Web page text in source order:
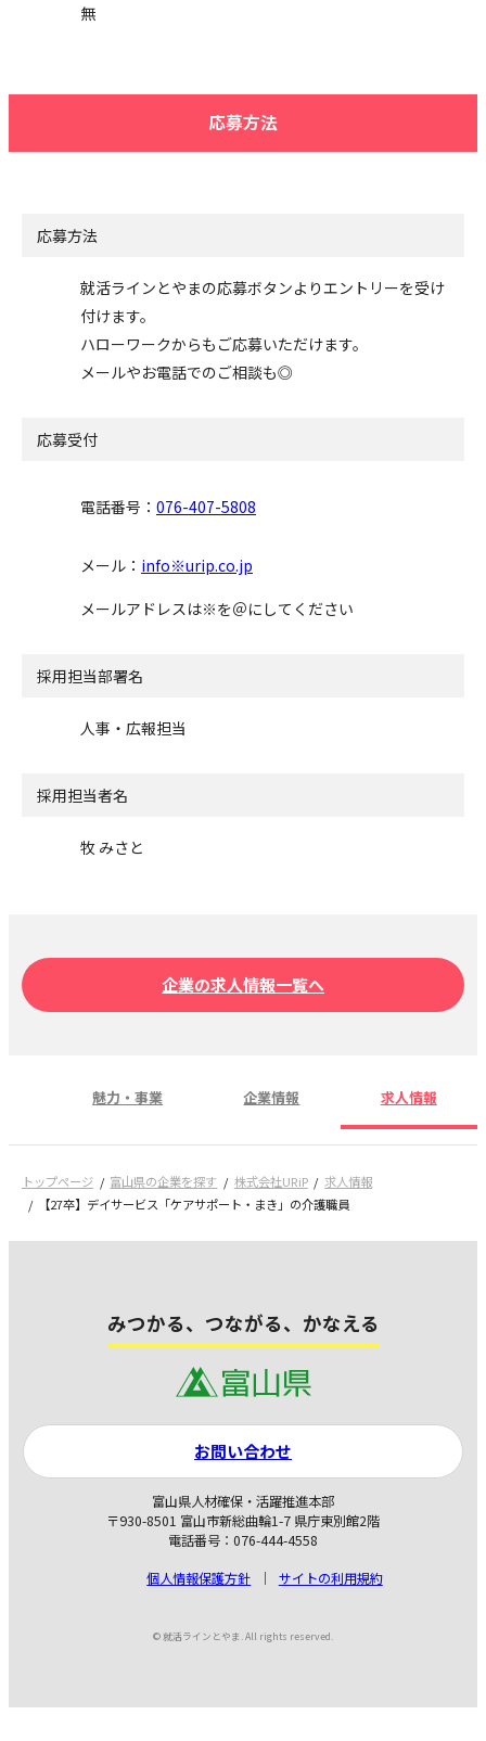
無
応募方法
応募方法
就活ラインとやまの応募ボタンよりエントリーを受け
付けます。
ハローワークからもご応募いただけます。
メールやお電話でのご相談も◎
応募受付
電話番号： 076-407-5808
メール： info※urip.co.jp
メールアドレスは※を＠にしてください
採用担当部署名
人事・広報担当
採用担当者名
牧 みさと
企業の求人情報一覧へ
魅力・事業 企業情報 求人情報
トップページ 富山県の企業を探す 株式会社URiP
求人情報
【27卒】デイサービス「ケアサポート・まき」の介護職員
みつかる、つながる、かなえる
富山県人材確保・活躍推進本部
〒930-8501 富山市新総曲輪1-7 県庁東別館2階
電話番号：076-444-4558
個人情報保護方針
サイトの利用規約
お問い合わせ
© 就活ラインとやま. All rights reserved.